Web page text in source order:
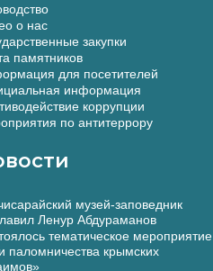
о нас
закупки
памятников
для посетителей
информация
коррупции
по антитеррору
музей-заповедник
Ленур Абдураманов
тематическое мероприятие
паломничества крымских